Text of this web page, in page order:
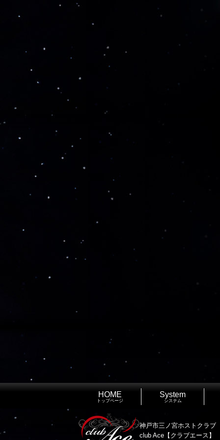
HOME
トップページ
System
システム
神戸市三ノ宮ホストクラブ
club Ace【クラブエース】